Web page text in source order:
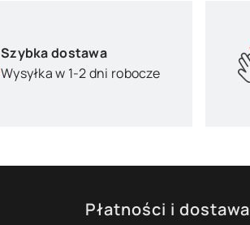
Szybka dostawa
Wysyłka w 1-2 dni robocze
Płatności i dostawa